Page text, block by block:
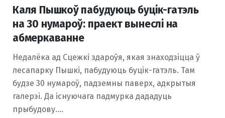
Каля Пышкоў пабудуюць буцік-гатэль
на 30 нумароў: праект вынеслі на
абмеркаванне
Недалёка ад Сцежкі здароўя, якая знаходзіцца ў
лесапарку Пышкі, пабудуюць буцік-гатэль. Там
будзе 30 нумароў, падземны паверх, адкрытыя
галерэі. Да існуючага падмурка дададуць
прыбудову.…